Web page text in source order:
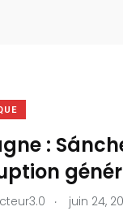
:
. juin 24,